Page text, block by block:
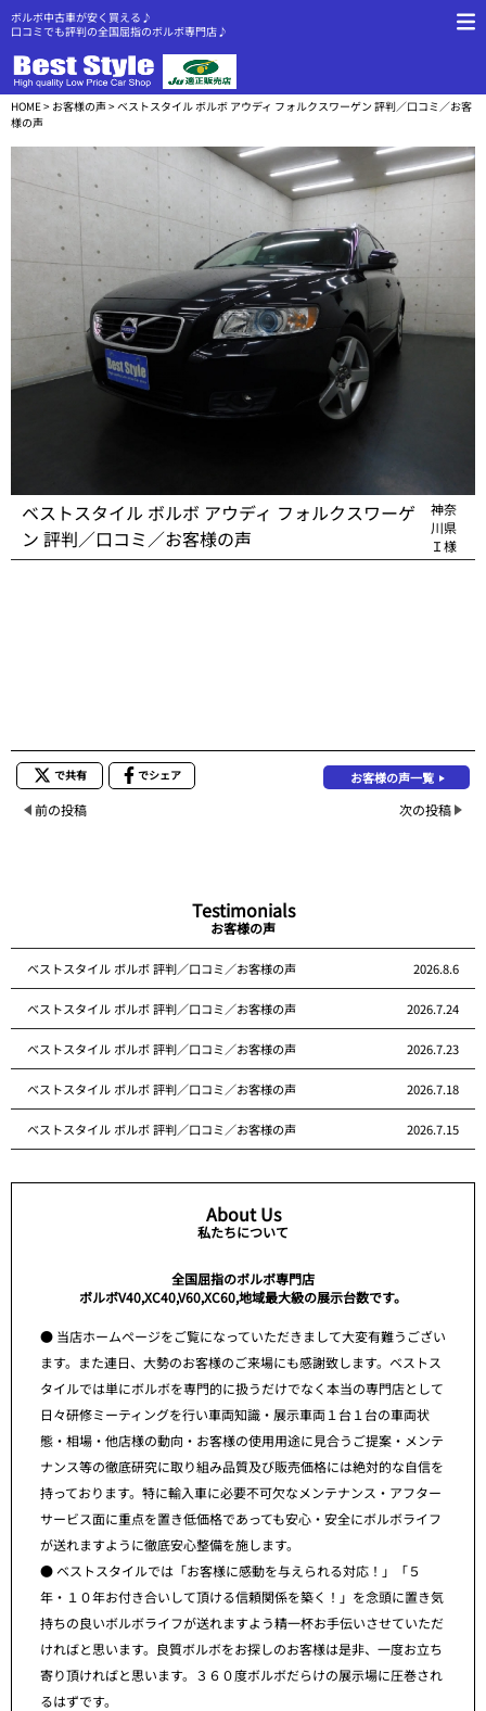
ボルボ中古車が安く買える♪
口コミでも評判の全国屈指のボルボ専門店♪
HOME> お客様の声> ベストスタイル ボルボ アウディ フォルクスワーゲン 評判／口コミ／お客
様の声
ベストスタイル ボルボ アウディ フォルクスワーゲ
ン 評判／口コミ／お客様の声
神奈
川県
Ｉ様
で共有 でシェア お客様の声一覧
前の投稿 次の投稿
Testimonials
お客様の声
ベストスタイル ボルボ 評判／口コミ／お客様の声 2026.8.6
ベストスタイル ボルボ 評判／口コミ／お客様の声 2026.7.24
ベストスタイル ボルボ 評判／口コミ／お客様の声 2026.7.23
ベストスタイル ボルボ 評判／口コミ／お客様の声 2026.7.18
ベストスタイル ボルボ 評判／口コミ／お客様の声 2026.7.15
About Us
私たちについて
全国屈指のボルボ専門店
ボルボV40,XC40,V60,XC60,地域最大級の展示台数です。
● 当店ホームページをご覧になっていただきまして大変有難うござい
ます。また連日、大勢のお客様のご来場にも感謝致します。ベストス
タイルでは単にボルボを専門的に扱うだけでなく本当の専門店として
日々研修ミーティングを行い車両知識・展示車両１台１台の車両状
態・相場・他店様の動向・お客様の使用用途に見合うご提案・メンテ
ナンス等の徹底研究に取り組み品質及び販売価格には絶対的な自信を
持っております。特に輸入車に必要不可欠なメンテナンス・アフター
サービス面に重点を置き低価格であっても安心・安全にボルボライフ
が送れますように徹底安心整備を施します。
● ベストスタイルでは「お客様に感動を与えられる対応！」「５
年・１０年お付き合いして頂ける信頼関係を築く！」を念頭に置き気
持ちの良いボルボライフが送れますよう精一杯お手伝いさせていただ
ければと思います。良質ボルボをお探しのお客様は是非、一度お立ち
寄り頂ければと思います。３６０度ボルボだらけの展示場に圧巻され
るはずです。